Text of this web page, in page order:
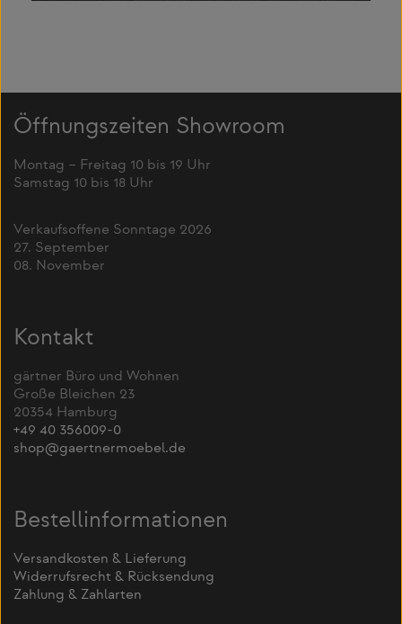
Öffnungszeiten Showroom
Montag – Freitag 10 bis 19 Uhr
Samstag 10 bis 18 Uhr
Verkaufsoffene Sonntage 2026
27. September
08. November
Kontakt
gärtner Büro und Wohnen
Große Bleichen 23
20354 Hamburg
+49 40 356009-0
shop@gaertnermoebel.de
Bestellinformationen
Versandkosten & Lieferung
Widerrufsrecht & Rücksendung
Zahlung & Zahlarten